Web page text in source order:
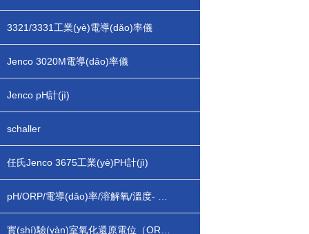
3321/3331工業(yè)電導(dǎo)率儀
Jenco 3020M電導(dǎo)率儀
Jenco pH計(jì)
schaller
任氏Jenco 3675工業(yè)PH計(jì)